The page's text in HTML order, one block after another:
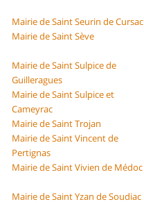
Mairie de Saint Seurin de Cursac
Mairie de Saint Sève
Mairie de Saint Sulpice de
Guilleragues
Mairie de Saint Sulpice et
Cameyrac
Mairie de Saint Trojan
Mairie de Saint Vincent de
Pertignas
Mairie de Saint Vivien de Médoc
Mairie de Saint Yzan de Soudiac